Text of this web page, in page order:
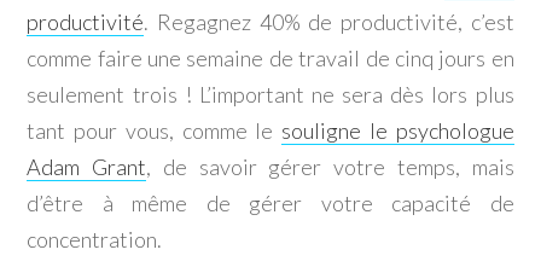
productivité. Regagnez 40% de productivité, c’est
comme faire une semaine de travail de cinq jours en
seulement trois ! L’important ne sera dès lors plus
tant pour vous, comme le souligne le psychologue
Adam Grant, de savoir gérer votre temps, mais
d’être à même de gérer votre capacité de
concentration.